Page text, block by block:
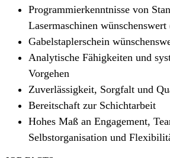
Programmierkenntnisse von
Lasermaschinen
Gabelstaplerschein
Analytische Fähigkeiten und
Vorgehen
Zuverlässigkeit, Sorgfalt und
Bereitschaft zur Schichtarbeit
Hohes Maß an Engagement,
Selbstorganisation und